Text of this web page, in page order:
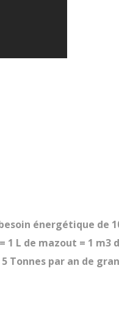
énergétique de
L de mazout = 1 m3
Tonnes par an de